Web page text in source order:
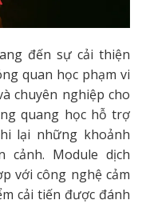
đến sự cải thiện
quan học phạm vi
chuyên nghiệp cho
quang học hỗ trợ
lại những khoảnh
cảnh. Module dịch
với công nghệ cảm
cải tiến được đánh